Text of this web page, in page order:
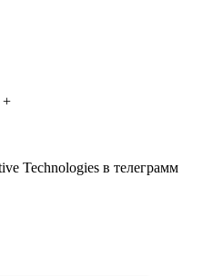
+
Technologies в телеграмм